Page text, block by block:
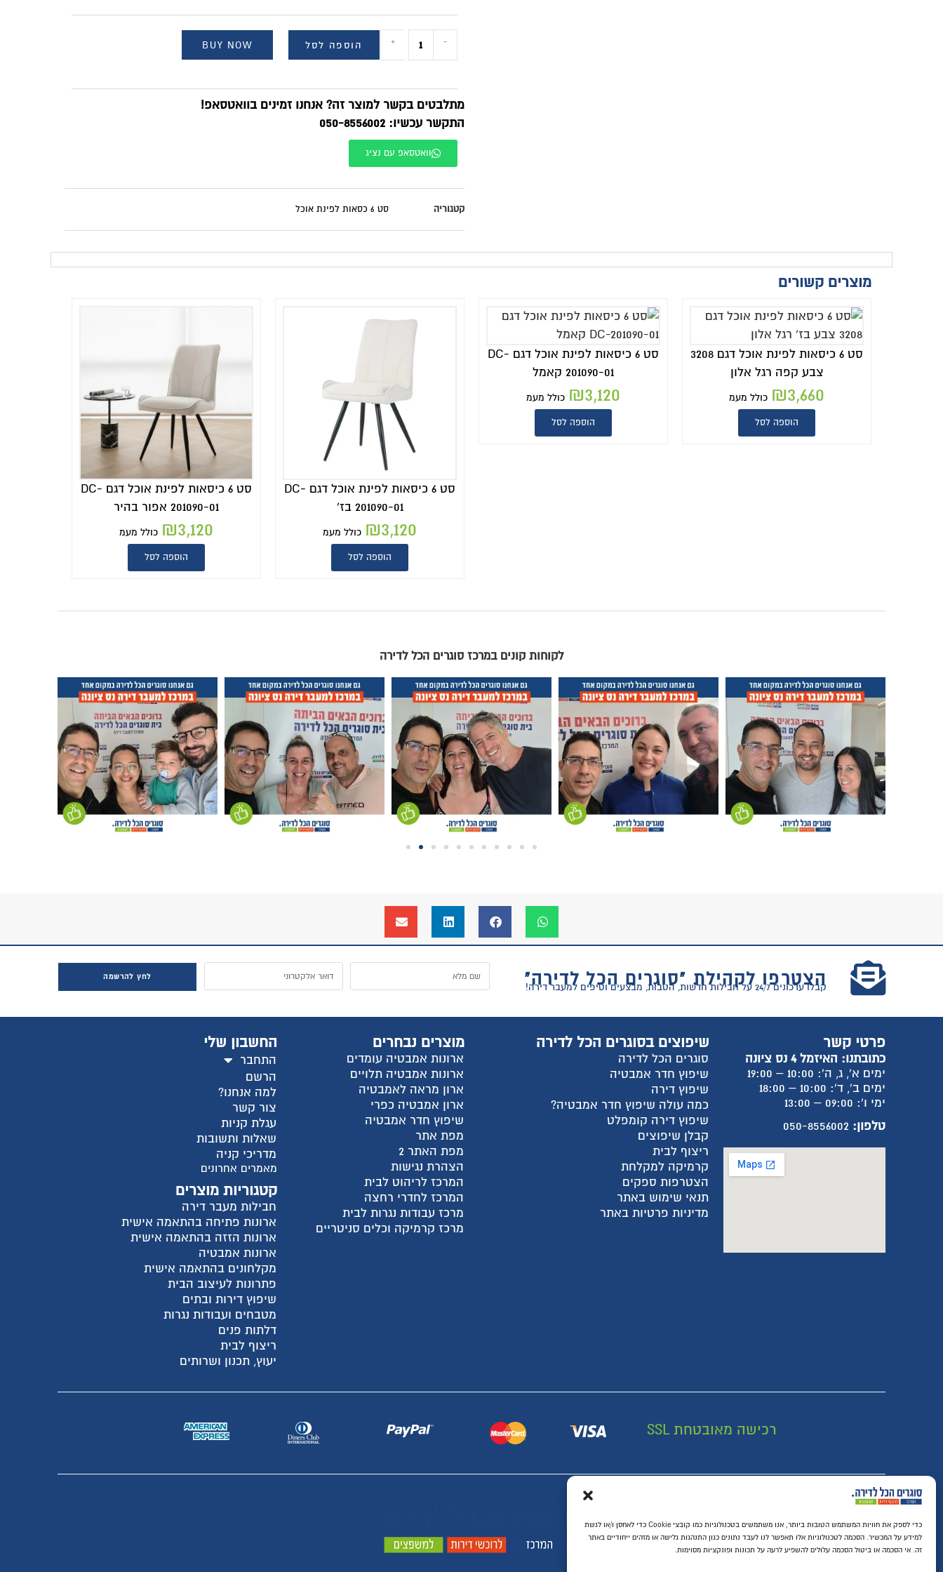
כדי לספק את חוויות המשתמש הטובות ביותר, אנו משתמשים בטכנולוגיות כמו קובצי Cookie כדי לאחסן ו/או לגשת
למידע על המכשיר. הסכמה לטכנולוגיות אלו תאפשר לנו לעבד נתונים כגון התנהגות גלישה או מזהים ייחודיים באתר
זה. אי הסכמה או ביטול הסכמה עלולים להשפיע לרעה על תכונות ופונקציות מסוימות.
-
+ הוספה לסל BUY NOW
מתלבטים בקשר למוצר זה? אנחנו זמינים בוואטסאפ!
התקשר עכשיו: 050-8556002
וואטסאפ עם נציג
קטגוריה סט 6 כסאות לפינת אוכל
מוצרים קשורים
סט 6 כיסאות לפינת אוכל דגם 3208
צבע קפה רגל אלון
₪3,660 כולל מעמ
הוספה לסל
סט 6 כיסאות לפינת אוכל דגם DC-
201090-01 קאמל
₪3,120 כולל מעמ
הוספה לסל
סט 6 כיסאות לפינת אוכל דגם DC-
201090-01 בז'
₪3,120 כולל מעמ
הוספה לסל
סט 6 כיסאות לפינת אוכל דגם DC-
201090-01 אפור בהיר
₪3,120 כולל מעמ
הוספה לסל
לקוחות קונים במרכז סוגרים הכל לדירה
הצטרפו לקהילת "סוגרים הכל לדירה"
קבלו עדכונים 24/7 על חבילות חדשות, הטבות, מבצעים וטיפים למעבר דירה!
לחץ להרשמה
פרטי קשר
כתובתנו: האיזמל 4 נס ציונה
ימים א', ג, ה': 10:00 – 19:00
ימים ב', ד': 10:00 – 18:00
ימי ו': 09:00 – 13:00
טלפון: 050-8556002
שיפוצים בסוגרים הכל לדירה
סוגרים הכל לדירה
שיפוץ חדר אמבטיה
שיפוץ דירה
כמה עולה שיפוץ חדר אמבטיה?
שיפוץ דירה קומפלט
קבלן שיפוצים
ריצוף לבית
קרמיקה למקלחת
הצטרפות ספקים
תנאי שימוש באתר
מדיניות פרטיות באתר
מוצרים נבחרים
ארונות אמבטיה עומדים
ארונות אמבטיה תלויים
ארון מראה לאמבטיה
ארון אמבטיה כפרי
שיפוץ חדר אמבטיה
מפת אתר
מפת האתר 2
הצהרת נגישות
המרכז לריהוט לבית
המרכז לחדרי רחצה
מרכז עבודות נגרות לבית
מרכז קרמיקה וכלים סניטריים
החשבון שלי
התחבר
הרשם
למה אנחנו?
צור קשר
עגלת קניות
שאלות ותשובות
מדריכי קניה
מאמרים אחרונים
קטגוריות מוצרים
חבילות מעבר דירה
ארונות פתיחה בהתאמה אישית
ארונות הזזה בהתאמה אישית
ארונות אמבטיה
מקלחונים בהתאמה אישית
פתרונות לעיצוב הבית
שיפוץ דירות ובתים
מטבחים ועבודות נגרות
דלתות פנים
ריצוף לבית
יעוץ, תכנון ושרותים
רכישה מאובטחת SSL